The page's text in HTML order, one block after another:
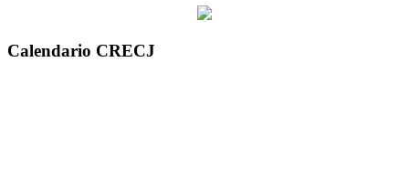
Calendario CRECJ